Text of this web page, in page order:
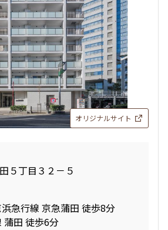
オリジナルサイト
５丁目３２－５
急行線 京急蒲田 徒歩8分
蒲田 徒歩6分